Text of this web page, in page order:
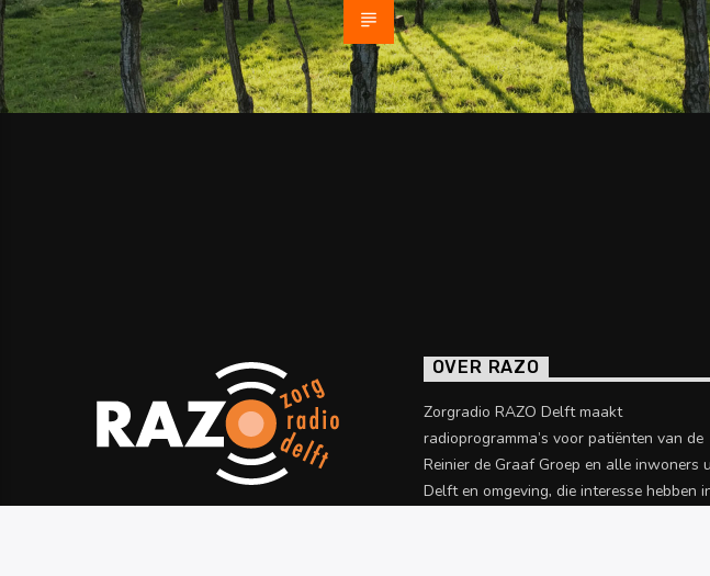
OVER RAZO
Zorgradio RAZO Delft maakt
radioprogramma’s voor patiënten van de
Reinier de Graaf Groep en alle inwoners
Delft en omgeving, die interesse hebben